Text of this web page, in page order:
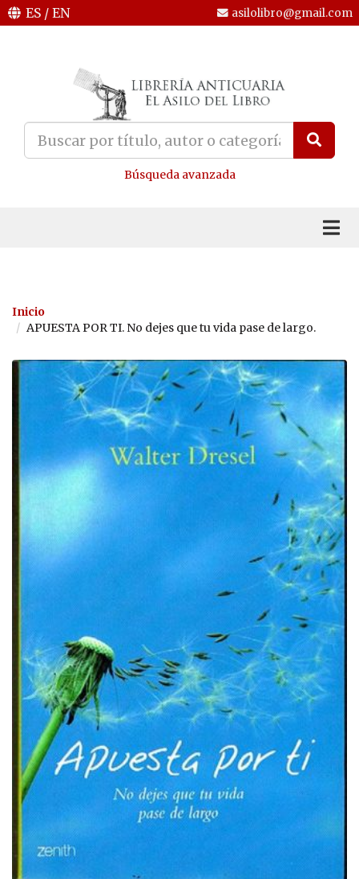
ES / EN asilolibro@gmail.com
Búsqueda avanzada
Inicio
APUESTA POR TI. No dejes que tu vida pase de largo.